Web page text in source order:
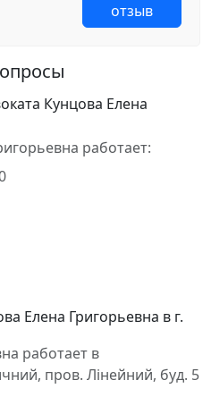
отзыв
Кунцова Елена
работает:
Елена Григорьевна в г.
работает в
пров. Лінейний, буд. 5